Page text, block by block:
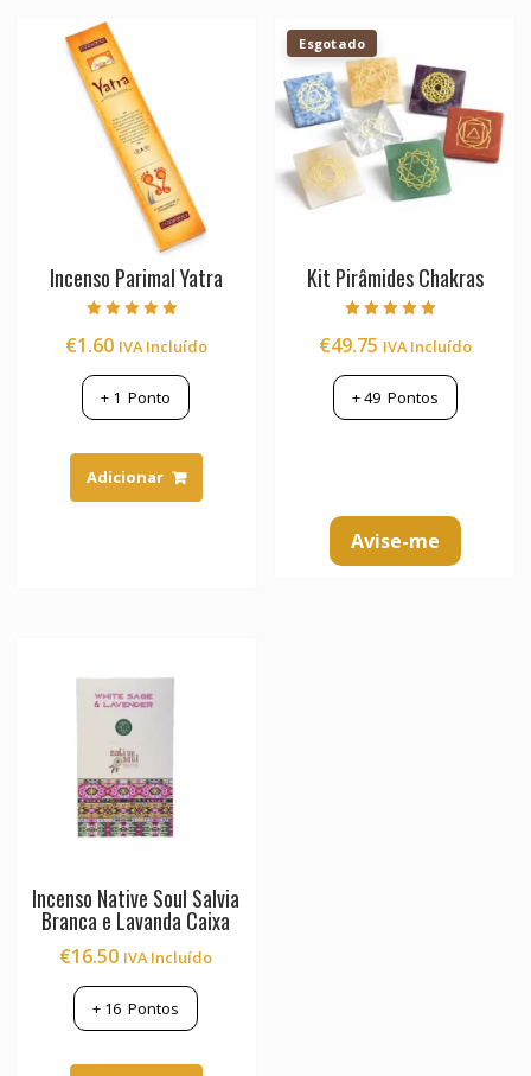
Incenso Parimal Yatra
5.00
€1.60 IVA Incluído
+ 1 Ponto
Adicionar
Esgotado
Kit Pirâmides Chakras
5.00
€49.75 IVA Incluído
+49Pontos
Avise-me
Incenso Native Soul Salvia
Branca e Lavanda Caixa
€16.50 IVA Incluído
+ 16 Pontos